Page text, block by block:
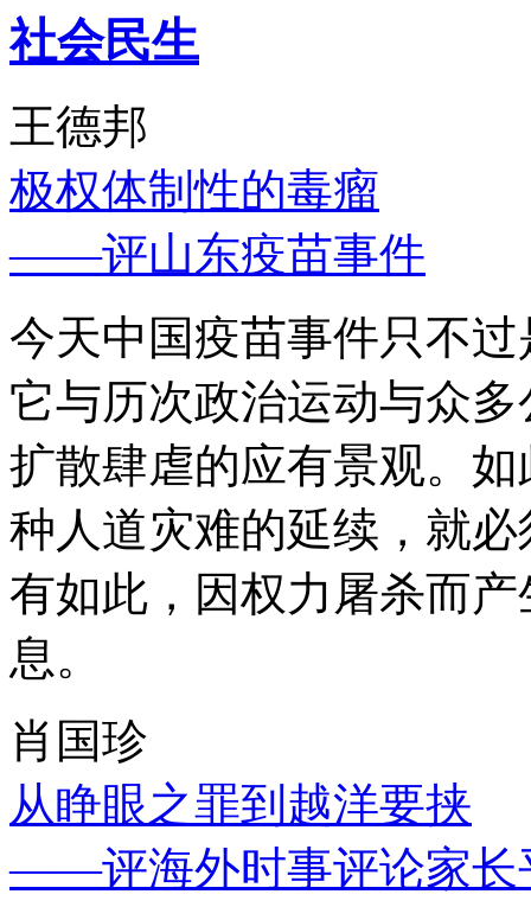
社会民生
王德邦
极权体制性的毒瘤
——评山东疫苗事件
今天中国疫苗事件只不
它与历次政治运动与众
扩散肆虐的应有景观。
种人道灾难的延续，就
有如此，因权力屠杀而
息。
肖国珍
从睁眼之罪到越洋要挟
——评海外时事评论家长